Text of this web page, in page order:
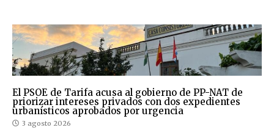
El PSOE de Tarifa acusa al gobierno de PP-NAT de
priorizar intereses privados con dos expedientes
urbanísticos aprobados por urgencia
3 agosto 2026